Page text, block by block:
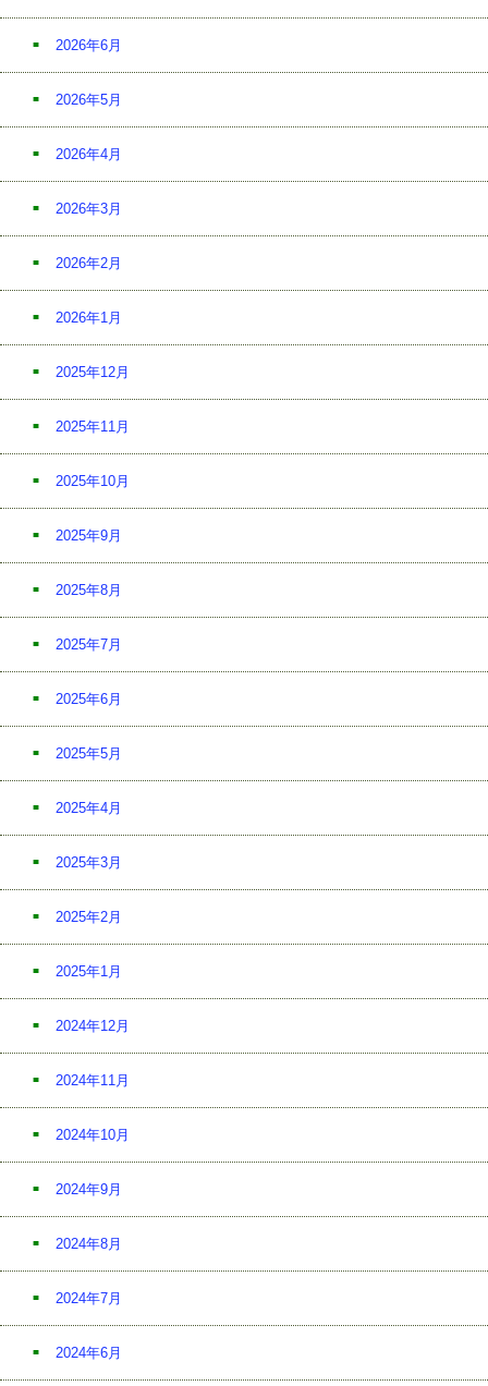
2026年6月
2026年5月
2026年4月
2026年3月
2026年2月
2026年1月
2025年12月
2025年11月
2025年10月
2025年9月
2025年8月
2025年7月
2025年6月
2025年5月
2025年4月
2025年3月
2025年2月
2025年1月
2024年12月
2024年11月
2024年10月
2024年9月
2024年8月
2024年7月
2024年6月